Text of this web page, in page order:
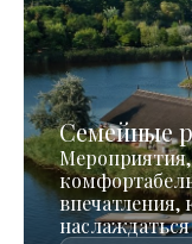
Семейные